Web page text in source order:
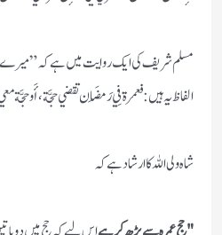
مسلم شریف کی ایک روایت میں ہے کہ ”
الفاظ یہ ہیں:فعمرة فِي رَمَضَان تقضي حجَّة، أَو حجَّة
شاہ ولی اللہ کا ارشاد ہے کہ